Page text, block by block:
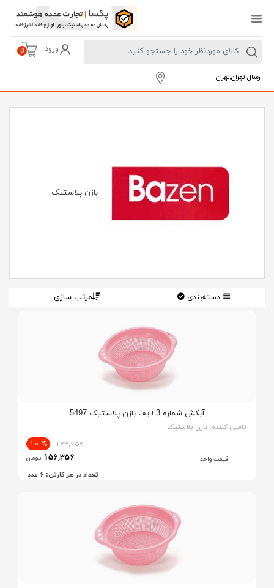
ورود 0
ارسال تهران,تهران
بازن پلاستیک
دسته‌بندی مرتب سازی
آبکش شماره 3 لایف بازن پلاستیک 5497
تامین کننده: بازن پلاستیک
قیمت واحد
173,657
% 10
156,356 تومان
تعداد در هر کارتن: 6 عدد